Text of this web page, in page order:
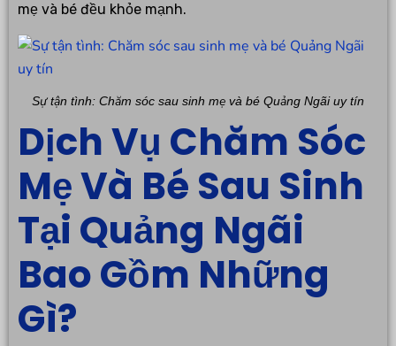
mẹ và bé đều khỏe mạnh.
Sự tận tình: Chăm sóc sau sinh mẹ và bé Quảng Ngãi uy tín
Dịch Vụ Chăm Sóc
Mẹ Và Bé Sau Sinh
Tại Quảng Ngãi
Bao Gồm Những
Gì?